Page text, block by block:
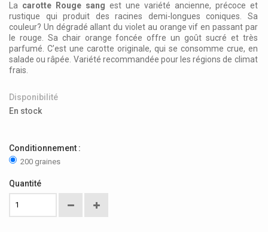
La carotte Rouge sang est une variété ancienne, précoce et
rustique qui produit des racines demi-longues coniques. Sa
couleur? Un dégradé allant du violet au orange vif en passant par
le rouge. Sa chair orange foncée offre un goût sucré et très
parfumé. C’est une carotte originale, qui se consomme crue, en
salade ou râpée. Variété recommandée pour les régions de climat
frais.
Disponibilité
En stock
Conditionnement :
200 graines
Quantité